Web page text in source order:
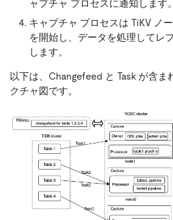
ャプチャ プロセスに通知します。
キャプチャ プロセスは TiKV ノ
を開始し、データを処理してレ
します。
以下は、Changefeed と Task が含ま
クチャ図です。